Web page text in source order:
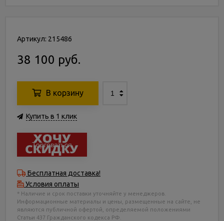
Артикул: 215486
38 100 руб.
В корзину
Купить в 1 клик
Торговаться
Бесплатная доставка!
Условия оплаты
* Наличие и срок поставки уточняйте у менеджеров.
Информационные материалы и цены, размещенные на сайте, не
являются публичной офертой, определяемой положениями
Статьи 437 Гражданского кодекса РФ.